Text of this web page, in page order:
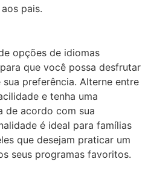
pais.
opções de idiomas
que você possa desfrutar
preferência. Alterne entre
e tenha uma
de acordo com sua
é ideal para famílias
que desejam praticar um
seus programas favoritos.